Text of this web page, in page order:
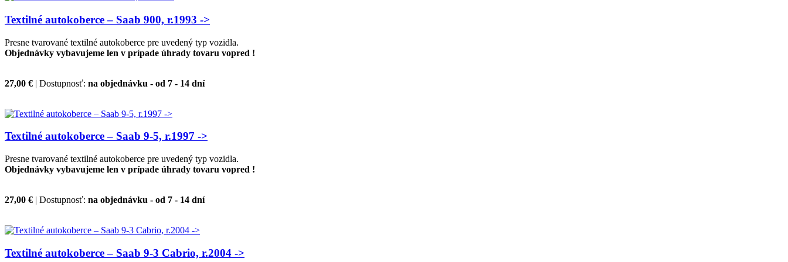
Textilné autokoberce – Saab 900, r.1993 ->
Presne tvarované textilné autokoberce pre uvedený typ vozidla.
Objednávky vybavujeme len v prípade úhrady tovaru vopred !
27,00 € | Dostupnosť: na objednávku - od 7 - 14 dní
Textilné autokoberce – Saab 9-5, r.1997 ->
Presne tvarované textilné autokoberce pre uvedený typ vozidla.
Objednávky vybavujeme len v prípade úhrady tovaru vopred !
27,00 € | Dostupnosť: na objednávku - od 7 - 14 dní
Textilné autokoberce – Saab 9-3 Cabrio, r.2004 ->